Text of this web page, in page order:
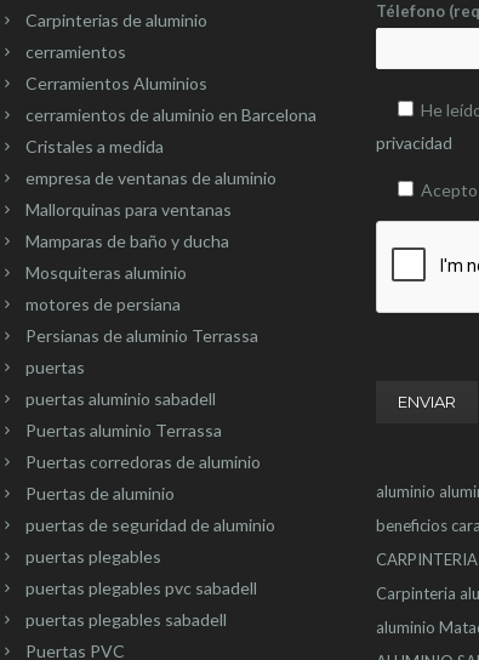
Carpinterias de aluminio
cerramientos
Cerramientos Aluminios
cerramientos de aluminio en Barcelona
Cristales a medida
empresa de ventanas de aluminio
Mallorquinas para ventanas
Mamparas de baño y ducha
Mosquiteras aluminio
motores de persiana
Persianas de aluminio Terrassa
puertas
puertas aluminio sabadell
Puertas aluminio Terrassa
Puertas corredoras de aluminio
Puertas de aluminio
puertas de seguridad de aluminio
puertas plegables
puertas plegables pvc sabadell
puertas plegables sabadell
Puertas PVC
Télefono
He
privacidad
Acepto
aluminio
beneficios
Carpinteria
aluminio